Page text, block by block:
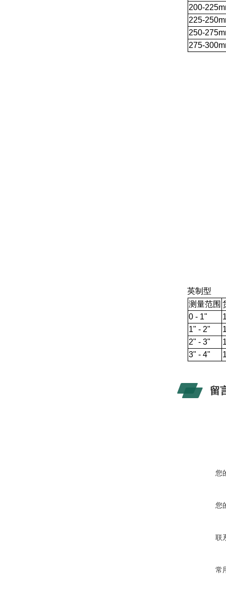
200-
225-
250-
275-
英制型
测量范围
0 - 1"
1" - 2"
2" - 3"
3" - 4"
留
您
您
联
常